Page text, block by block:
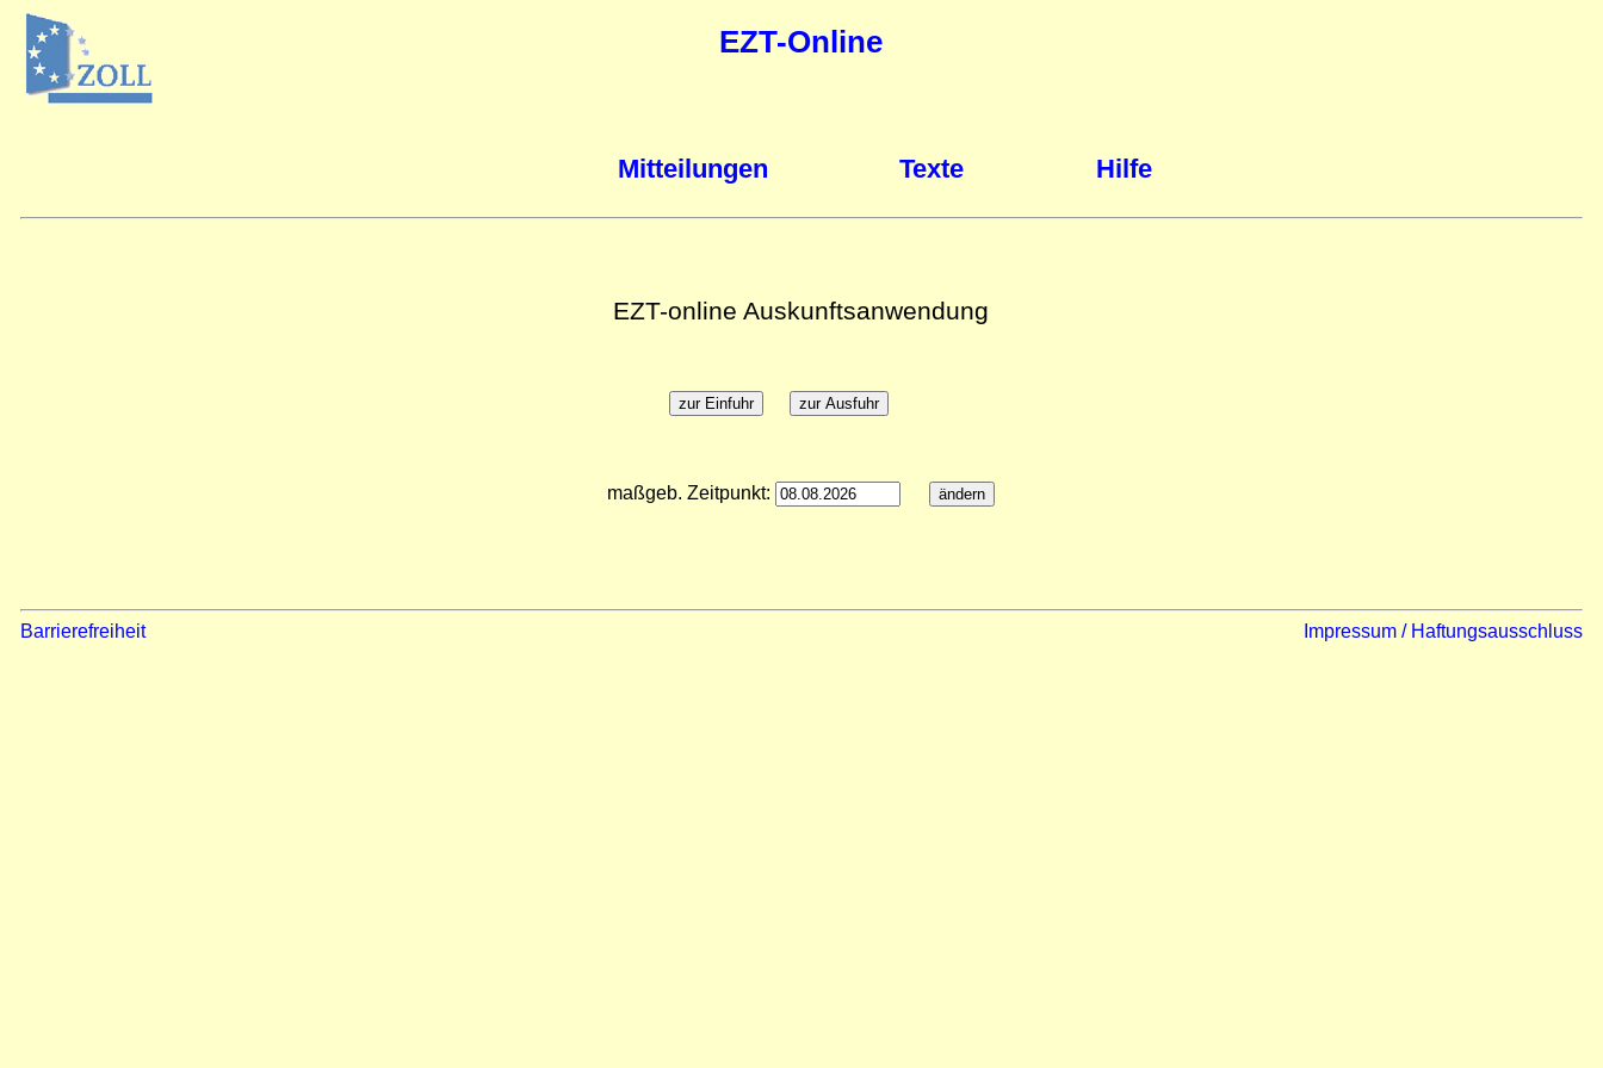
EZT-Online
Mitteilungen Texte Hilfe
EZT-online Auskunftsanwendung
maßgeb. Zeitpunkt:
Barrierefreiheit Impressum / Haftungsausschluss